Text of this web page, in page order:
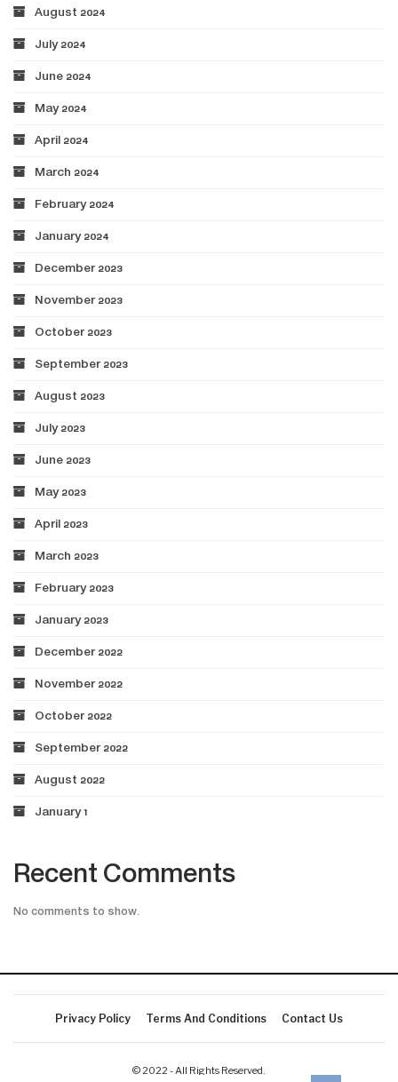
August 2024
July 2024
June 2024
May 2024
April 2024
March 2024
February 2024
January 2024
December 2023
November 2023
October 2023
September 2023
August 2023
July 2023
June 2023
May 2023
April 2023
March 2023
February 2023
January 2023
December 2022
November 2022
October 2022
September 2022
August 2022
January 1
Recent Comments
No comments to show.
Privacy Policy Terms And Conditions Contact Us
© 2022 - All Rights Reserved.